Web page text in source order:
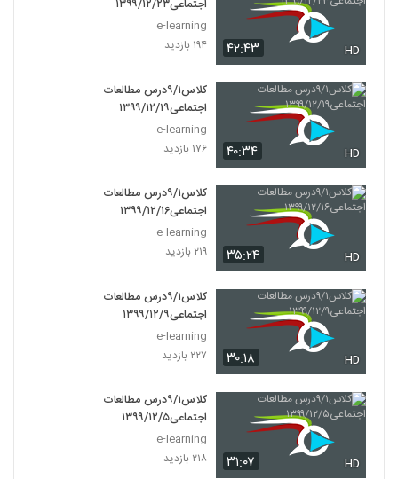
۴۲:۴۳ HD
اجتماعی۱۳۹۹/۱۲/۲۳
e-learning
۱۹۴ بازدید
۴۰:۳۴ HD
کلاس۹/۱درس مطالعات
اجتماعی۱۳۹۹/۱۲/۱۹
e-learning
۱۷۶ بازدید
۳۵:۲۴ HD
کلاس۹/۱درس مطالعات
اجتماعی۱۳۹۹/۱۲/۱۶
e-learning
۲۱۹ بازدید
۳۰:۱۸ HD
کلاس۹/۱درس مطالعات
اجتماعی۱۳۹۹/۱۲/۹
e-learning
۲۲۷ بازدید
۳۱:۰۷ HD
کلاس۹/۱درس مطالعات
اجتماعی۱۳۹۹/۱۲/۵
e-learning
۲۱۸ بازدید